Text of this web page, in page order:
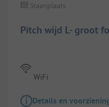
Pitch wijd L- groot
Staanplaats
WiFi
Details en